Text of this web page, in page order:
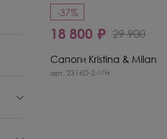
-37%
18 800 ₽ 29 900
Сапоги Kristina & Milan
арт. 2316D-2-WH